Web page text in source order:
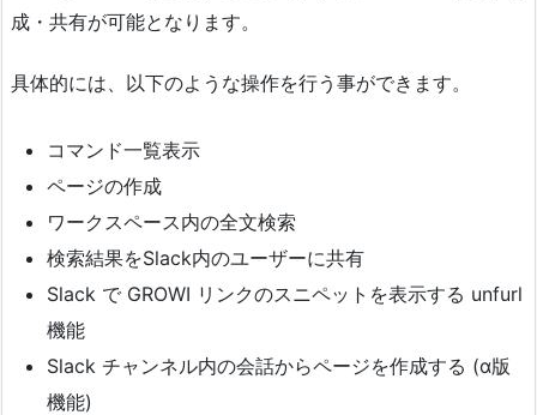
成・共有が可能となります。
具体的には、以下のような操作を行う事ができます。
コマンド一覧表示
ページの作成
ワークスペース内の全文検索
検索結果をSlack内のユーザーに共有
Slack で GROWI リンクのスニペットを表示する unfurl
機能
Slack チャンネル内の会話からページを作成する (α版
機能)